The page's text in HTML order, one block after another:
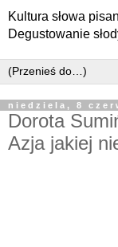
Kultura słowa
Degustowanie
niedziela, 8
Dorota
Azja jakiej